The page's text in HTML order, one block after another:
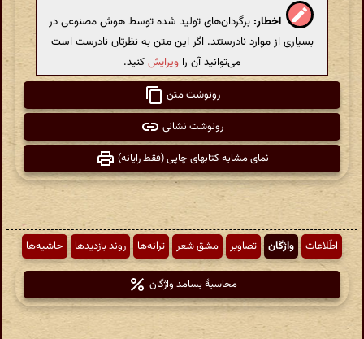
اخطار: برگردان‌های تولید شده توسط هوش مصنوعی در
بسیاری از موارد نادرستند. اگر این متن به نظرتان نادرست است
می‌توانید آن را ویرایشکنید.
رونوشت متن
رونوشت نشانی
نمای مشابه کتابهای چاپی (فقط رایانه)
اطّلاعات واژگان تصاویر مشق شعر ترانه‌ها روند بازدیدها حاشیه‌ها
محاسبهٔ بسامد واژگان